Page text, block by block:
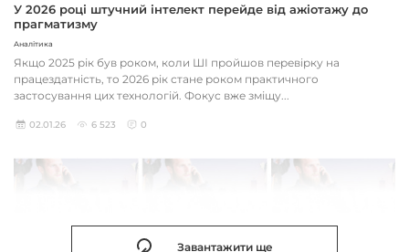
У 2026 році штучний інтелект перейде від ажіотажу до
прагматизму
Аналітика
Якщо 2025 рік був роком, коли ШІ пройшов перевірку на
працездатність, то 2026 рік стане роком практичного
застосування цих технологій. Фокус вже зміщу...
02.01.26 6 523 0
Завантажити ще